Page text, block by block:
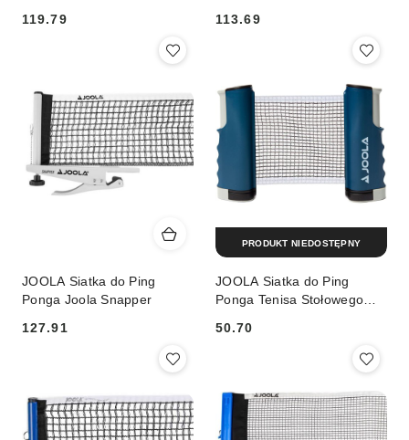
119.79 113.69
JOOLA Siatka do Ping
Ponga Joola Snapper
Cena:
127.91
JOOLA Siatka do Ping
Ponga Tenisa Stołowego
Cena:
50.70
PRODUKT NIEDOSTĘPNY